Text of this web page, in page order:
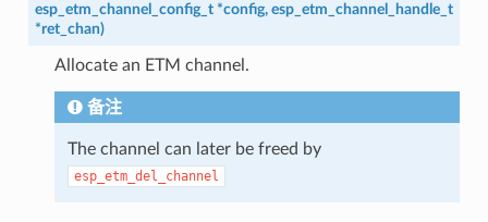
esp_etm_channel_config_t *config, esp_etm_channel_handle_t
*ret_chan)
Allocate an ETM channel.
备注
The channel can later be freed by
esp_etm_del_channel